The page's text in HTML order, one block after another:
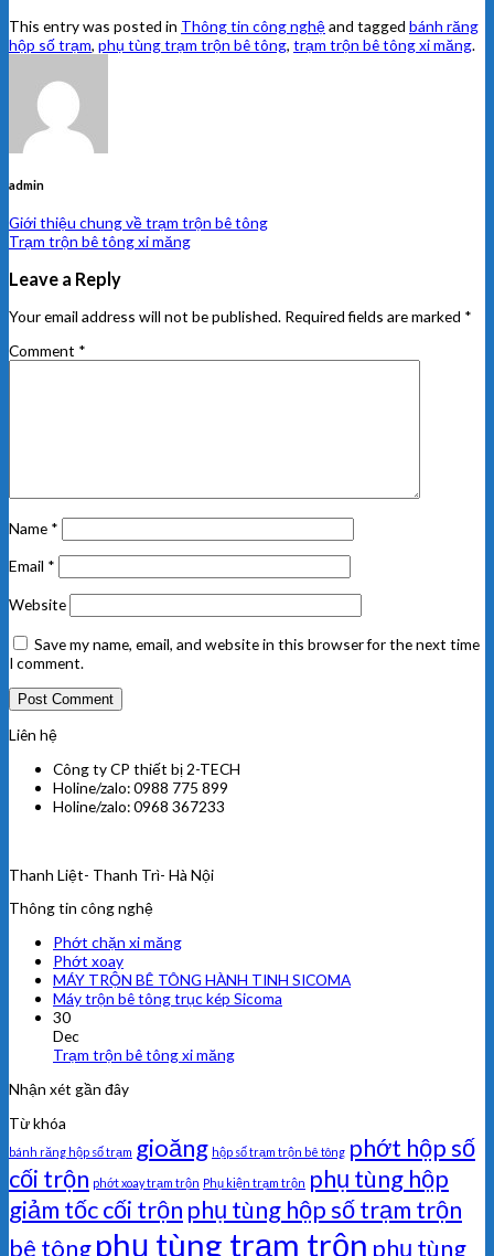
This entry was posted in Thông tin công nghệand tagged bánh răng
hộp số trạm, phụ tùng trạm trộn bê tông, trạm trộn bê tông xi măng.
admin
Giới thiệu chung về trạm trộn bê tông
Trạm trộn bê tông xi măng
Leave a Reply
Your email address will not be published. Required fields are marked *
Comment *
Name *
Email *
Website
Save my name, email, and website in this browser for the next time
I comment.
Liên hệ
Công ty CP thiết bị 2-TECH
Holine/zalo: 0988 775 899
Holine/zalo: 0968 367233
Thanh Liệt- Thanh Trì- Hà Nội
Thông tin công nghệ
Phớt chặn xi măng
Phớt xoay
MÁY TRỘN BÊ TÔNG HÀNH TINH SICOMA
Máy trộn bê tông trục kép Sicoma
30
Dec
Trạm trộn bê tông xi măng
Nhận xét gần đây
Từ khóa
bánh răng hộp số trạm gioăng hộp số trạm trộn bê tông phớt hộp số
cối trộn phớt xoay trạm trộn Phụ kiện trạm trộn phụ tùng hộp
giảm tốc cối trộn phụ tùng hộp số trạm trộn
bê tôngphụ tùng trạm trộn phụ tùng